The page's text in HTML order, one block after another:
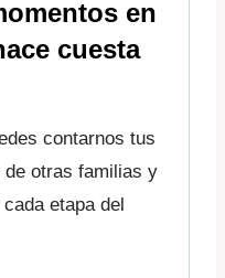
en
cuesta
contarnos tus
de otras familias y
etapa del